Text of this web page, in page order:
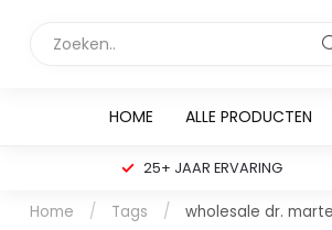
HOME ALLE PRODUCTEN
25+ JAAR ERVARING
Home / Tags / wholesale dr.